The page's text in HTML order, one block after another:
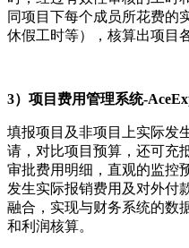
同项目下每个成员所花费的
休假工时等），核算出项目
3）项目费用管理系统-
填报项目及非项目上实际发
请，对比项目预算，还可充
审批费用明细，直观的监控
发生实际报销费用及对外付
融合，实现与财务系统的数
和利润核算。